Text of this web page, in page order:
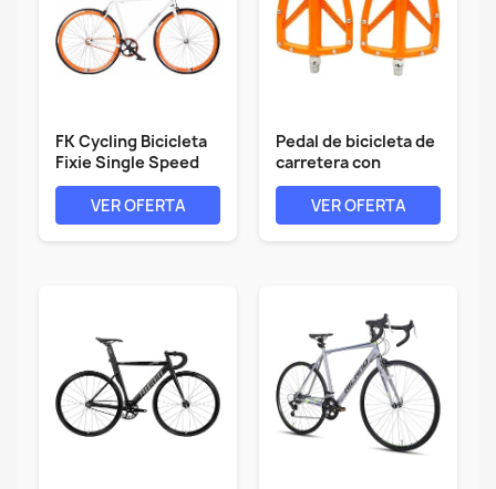
FK Cycling Bicicleta
Fixie Single Speed
Rueda...
VER OFERTA
Pedal de bicicleta de
carretera con
rodamientos...
VER OFERTA